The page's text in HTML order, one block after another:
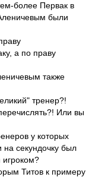
более Первак в
были
а по праву
также
тренер?!
Или вы
у которых
на секундочку был
Титов к примеру